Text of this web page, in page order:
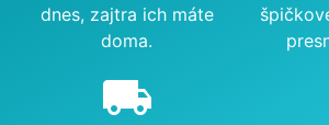
dnes, zajtra ich máte
doma.
local_shipping